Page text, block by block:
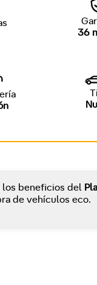
36
los beneficios del
de vehículos eco.